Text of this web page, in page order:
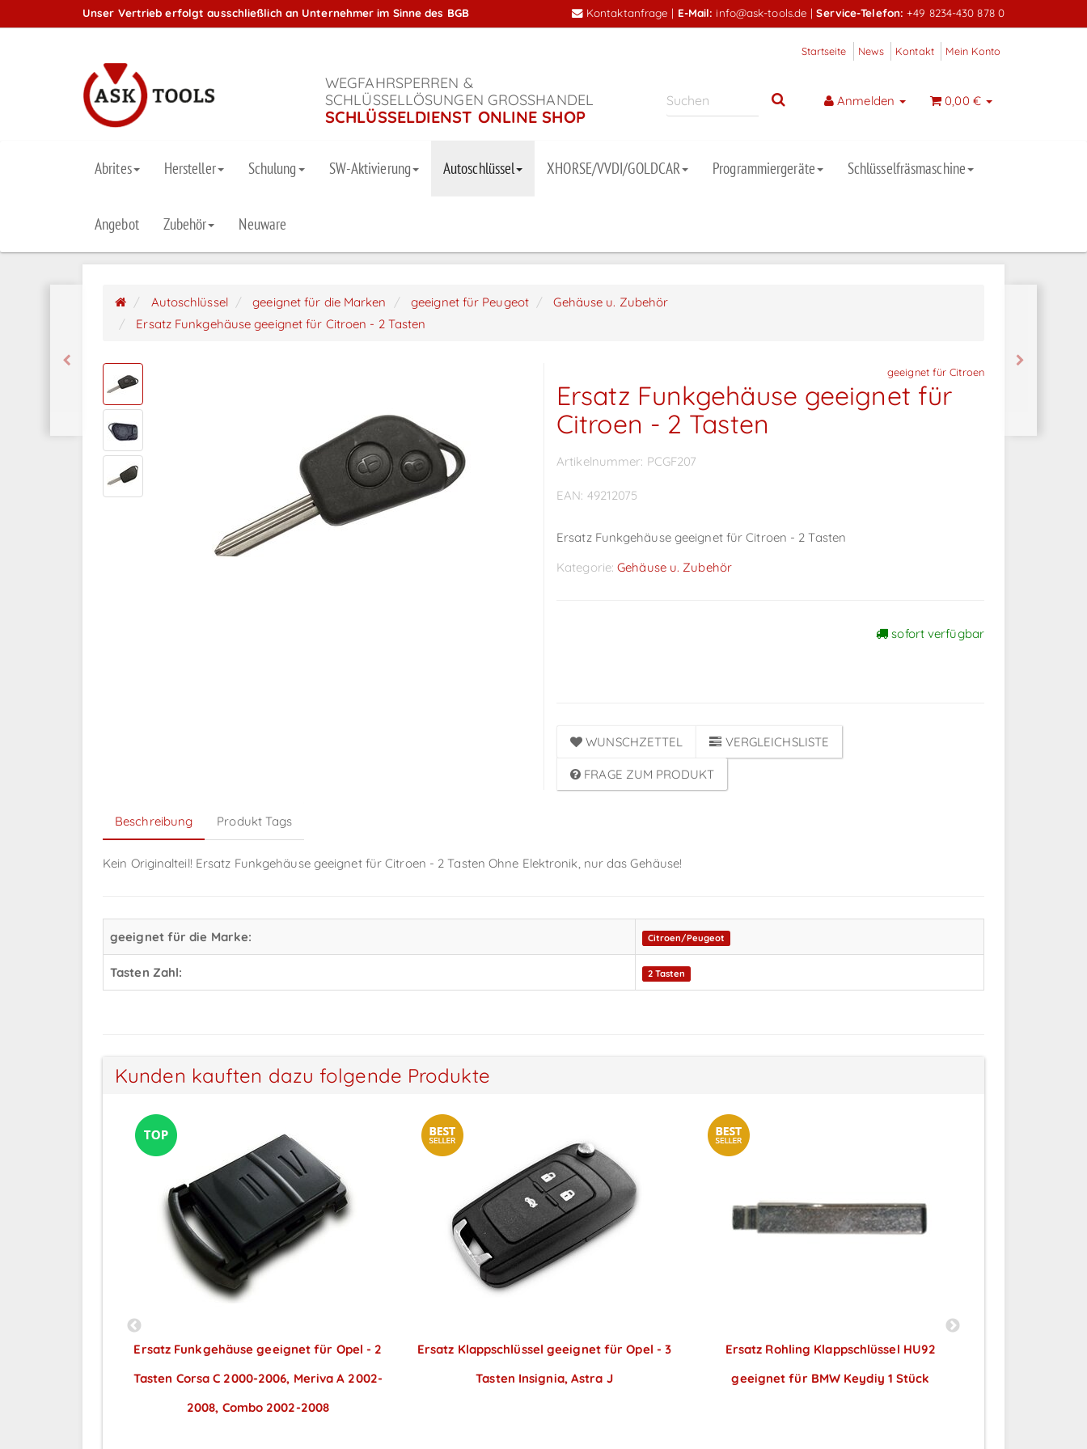
Unser Vertrieb erfolgt ausschließlich an Unternehmer im Sinne des BGB Kontaktanfrage | E-Mail: info@ask-tools.de |Service-Telefon: +49 8234-430 878 0
Startseite News Kontakt Mein Konto
WEGFAHRSPERREN &
SCHLÜSSELLÖSUNGEN GROSSHANDEL
SCHLÜSSELDIENST ONLINE SHOP
Anmelden 0,00 €
Abrites Hersteller Schulung SW-Aktivierung Autoschlüssel XHORSE/VVDI/GOLDCAR Programmiergeräte Schlüsselfräsmaschine
Angebot Zubehör Neuware
Autoschlüssel geeignet für die Marken geeignet für Peugeot
Gehäuse u. Zubehör
Ersatz Funkgehäuse geeignet für Citroen - 2 Tasten
geeignet für Citroen
Ersatz Funkgehäuse geeignet für
Citroen - 2 Tasten
Artikelnummer: PCGF207
EAN: 49212075
Ersatz Funkgehäuse geeignet für Citroen - 2 Tasten
Kategorie:Gehäuse u. Zubehör
sofort verfügbar
WUNSCHZETTEL VERGLEICHSLISTE
FRAGE ZUM PRODUKT
Beschreibung Produkt Tags
Kein Originalteil! Ersatz Funkgehäuse geeignet für Citroen - 2 Tasten Ohne Elektronik, nur das Gehäuse!
geeignet für die Marke: Citroen/Peugeot
Tasten Zahl: 2 Tasten
Kunden kauften dazu folgende Produkte
Ersatz Funkgehäuse geeignet für Opel - 2
Tasten Corsa C 2000-2006, Meriva A 2002-
2008, Combo 2002-2008
Ersatz Klappschlüssel geeignet für Opel - 3
Tasten Insignia, Astra J
Ersatz Rohling Klappschlüssel HU92
geeignet für BMW Keydiy 1 Stück